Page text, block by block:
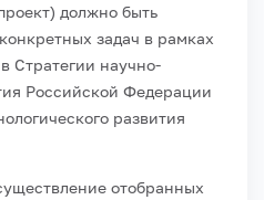
должно быть
задач в рамках
Стратегии научно-
Российской Федерации
развития
отобранных